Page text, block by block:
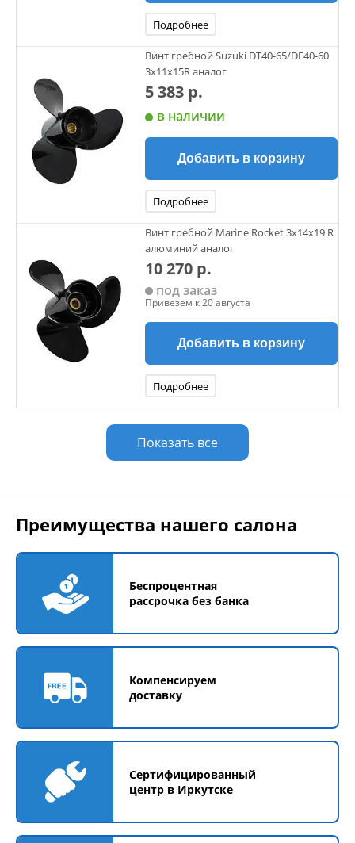
Подробнее
Винт гребной Suzuki DT40-65/DF40-60
3х11х15R аналог
5 383 р.
в наличии
Добавить в корзину
Подробнее
Винт гребной Marine Rocket 3х14х19 R
алюминий аналог
10 270 р.
под заказ
Привезем к 20 августа
Добавить в корзину
Подробнее
Показать все
Преимущества нашего салона
Беспроцентная
рассрочка без банка
Компенсируем
доставку
Сертифицированный
центр в Иркутске